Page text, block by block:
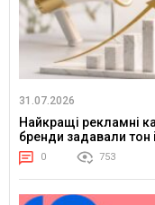
31.07.2026
Найкращі рекламні
бренди задавали тон
0 753